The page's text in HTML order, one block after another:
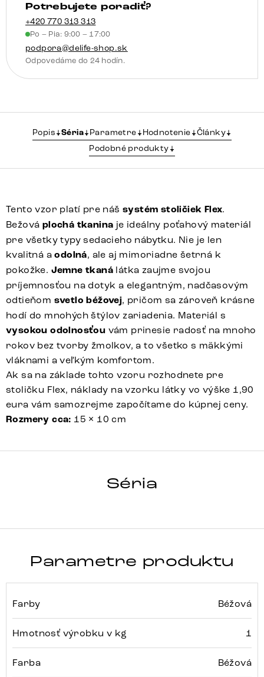
Potrebujete poradiť?
+420 770 313 313
Po – Pia: 9:00 – 17:00
podpora@delife-shop.sk
Odpovedáme do 24 hodín.
Popis Séria Parametre Hodnotenie
Články
Podobné produkty
Tento vzor platí pre náš systém stoličiek Flex.
Bežová plochá tkanina je ideálny poťahový materiál
pre všetky typy sedacieho nábytku. Nie je len
kvalitná aodolná, ale aj mimoriadne šetrná k
pokožke. Jemne tkaná látka zaujme svojou
príjemnosťou na dotyk a elegantným, nadčasovým
odtieňom svetlo béžovej, pričom sa zároveň krásne
hodí do mnohých štýlov zariadenia. Materiál s
vysokou odolnosťou vám prinesie radosť na mnoho
rokov bez tvorby žmolkov, a to všetko s mäkkými
vláknami a veľkým komfortom.
Ak sa na základe tohto vzoru rozhodnete pre
stoličku Flex, náklady na vzorku látky vo výške 1,90
eura vám samozrejme započítame do kúpnej ceny.
Rozmery cca: 15 × 10 cm
Séria
Parametre produktu
Farby Béžová
Hmotnosť výrobku v kg 1
Farba Béžová